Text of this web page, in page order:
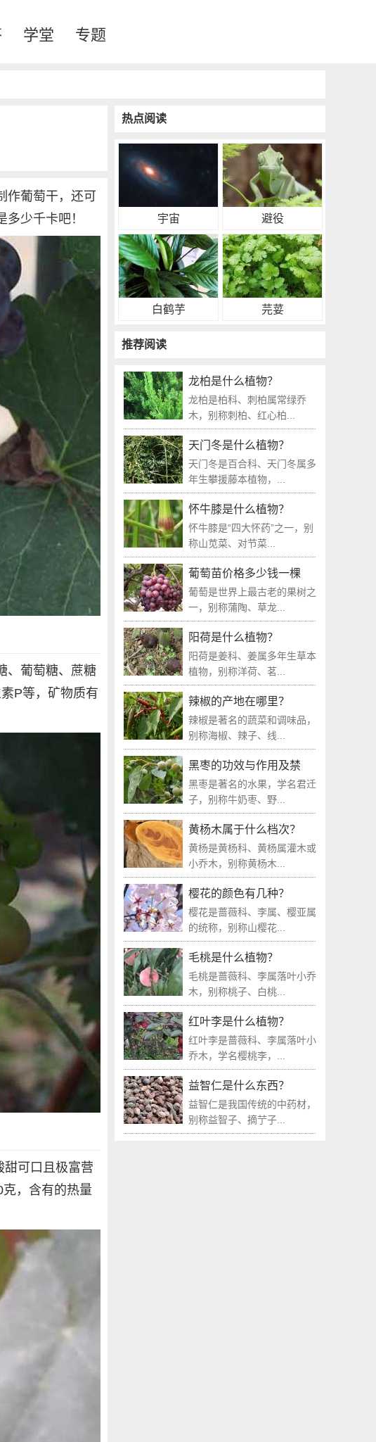
学堂 专题
葡萄干，还可
少千卡吧！
、葡萄糖、蔗糖
P等，矿物质有
甜可口且极富营
，含有的热量
热点阅读
宇宙 避役
白鹤芋 芫荽
推荐阅读
龙柏是什么植物？
龙柏是柏科、刺柏属常绿乔
木，别称刺柏、红心柏...
天门冬是什么植物？
天门冬是百合科、天门冬属多
年生攀援藤本植物，...
怀牛膝是什么植物？
怀牛膝是“四大怀药”之一，别
称山苋菜、对节菜...
葡萄苗价格多少钱一棵
葡萄是世界上最古老的果树之
一，别称蒲陶、草龙...
阳荷是什么植物？
阳荷是姜科、姜属多年生草本
植物，别称洋荷、茗...
辣椒的产地在哪里？
辣椒是著名的蔬菜和调味品，
别称海椒、辣子、线...
黑枣的功效与作用及禁
黑枣是著名的水果，学名君迁
子，别称牛奶枣、野...
黄杨木属于什么档次？
黄杨是黄杨科、黄杨属灌木或
小乔木，别称黄杨木...
樱花的颜色有几种？
樱花是蔷薇科、李属、樱亚属
的统称，别称山樱花...
毛桃是什么植物？
毛桃是蔷薇科、李属落叶小乔
木，别称桃子、白桃...
红叶李是什么植物？
红叶李是蔷薇科、李属落叶小
乔木，学名樱桃李，...
益智仁是什么东西？
益智仁是我国传统的中药材，
别称益智子、摘艼子...